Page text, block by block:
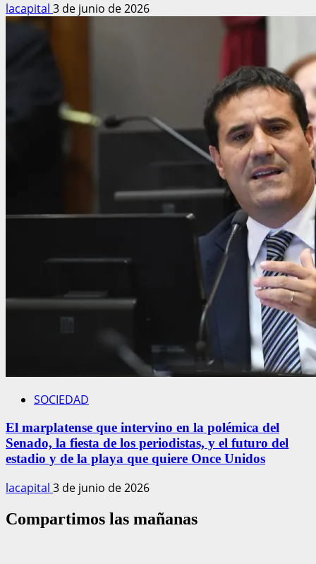
lacapital 3 de junio de 2026
SOCIEDAD
El marplatense que intervino en la polémica del
Senado, la fiesta de los periodistas, y el futuro del
estadio y de la playa que quiere Once Unidos
lacapital 3 de junio de 2026
Compartimos las mañanas